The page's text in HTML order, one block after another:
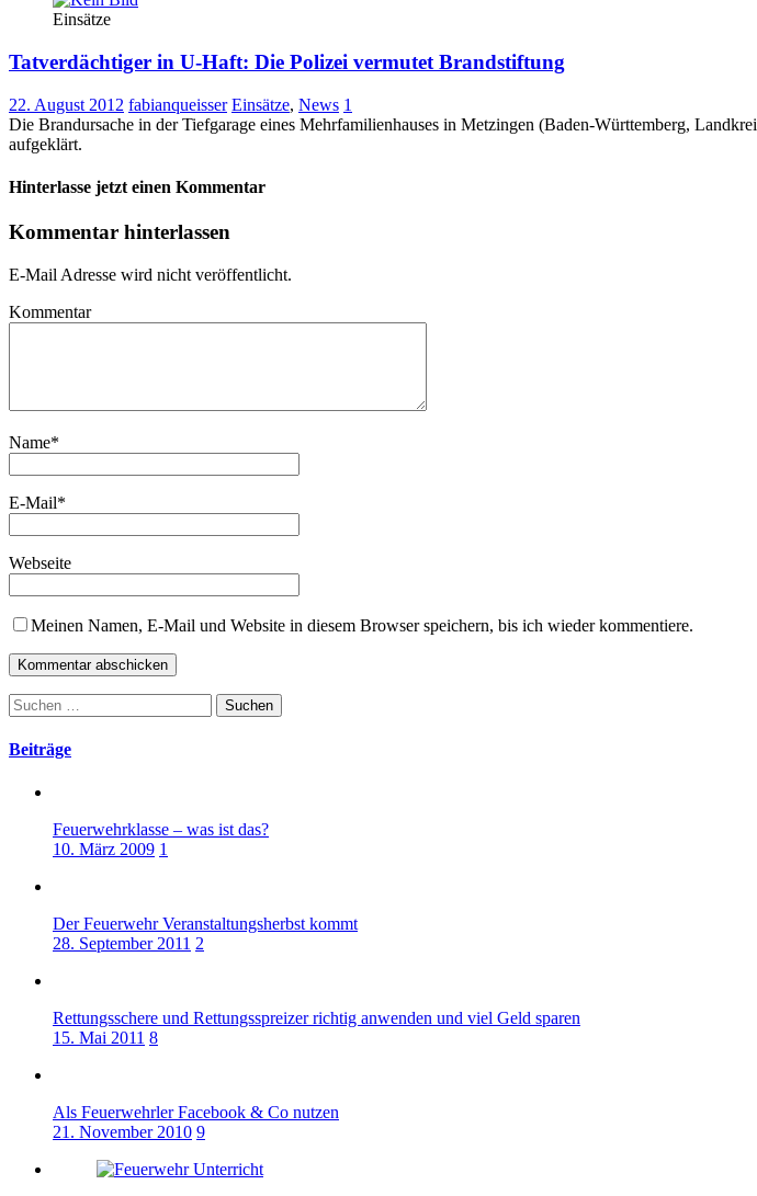
Einsätze
Tatverdächtiger in U-Haft: Die Polizei vermutet Brandstiftung
22. August 2012 fabianqueisser Einsätze, News 1
Die Brandursache in der Tiefgarage eines Mehrfamilienhauses in Metzingen (Baden-Württemberg,
aufgeklärt.
Hinterlasse jetzt einen Kommentar
Kommentar hinterlassen
E-Mail Adresse wird nicht veröffentlicht.
Kommentar
Name*
E-Mail*
Webseite
Meinen Namen, E-Mail und Website in diesem Browser speichern, bis ich wieder kommentiere.
Suchen
nach:
Beiträge
Feuerwehrklasse – was ist das?
10. März 2009 1
Der Feuerwehr Veranstaltungsherbst kommt
28. September 2011 2
Rettungsschere und Rettungsspreizer richtig anwenden und viel Geld sparen
15. Mai 2011 8
Als Feuerwehrler Facebook & Co nutzen
21. November 2010 9